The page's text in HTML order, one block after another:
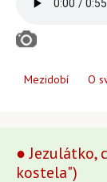
Mezidobí O
● Jezulátko,
kostela")